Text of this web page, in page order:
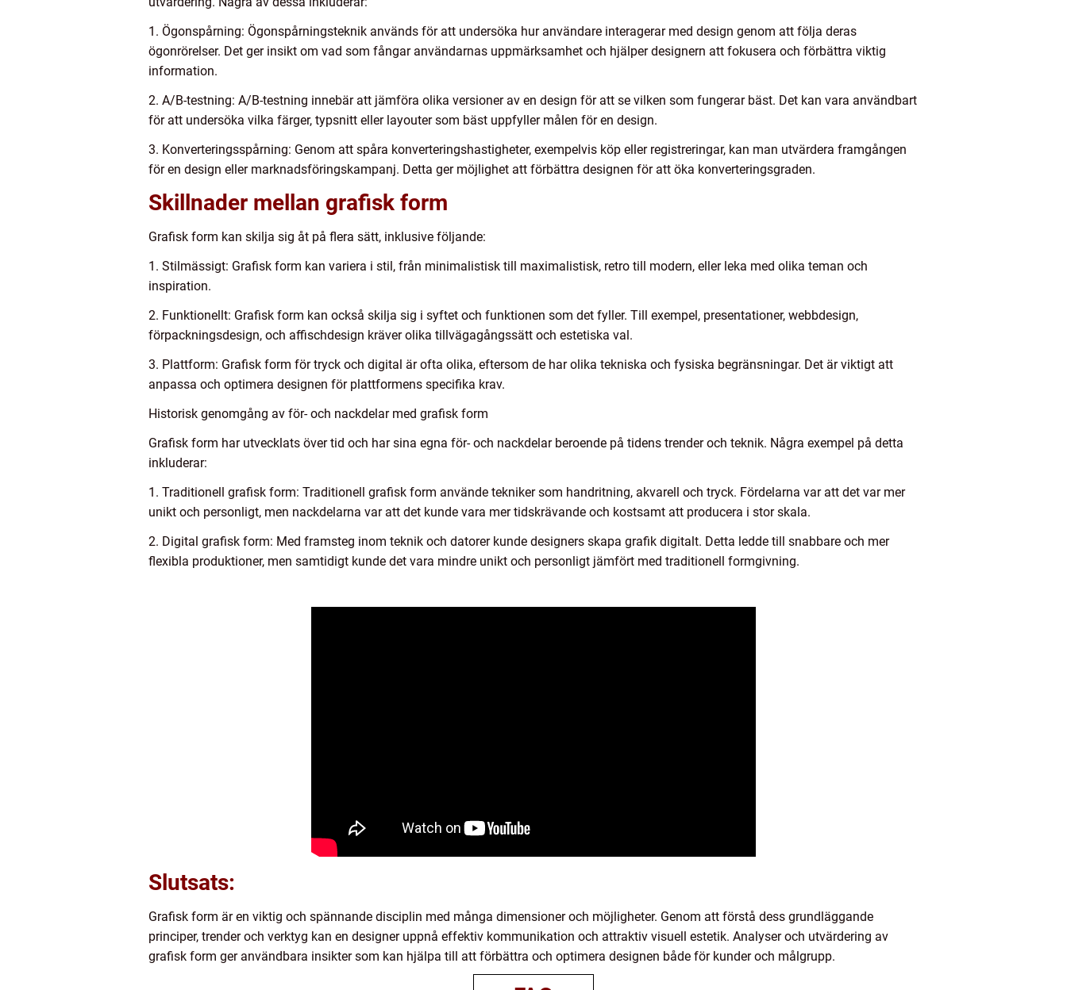
1. Ögonspårning: Ögonspårningsteknik används för att undersöka hur användare interagerar med design genom att följa deras
ögonrörelser. Det ger insikt om vad som fångar användarnas uppmärksamhet och hjälper designern att fokusera och förbättra viktig
information.
2. A/B-testning: A/B-testning innebär att jämföra olika versioner av en design för att se vilken som fungerar bäst. Det kan vara användbart
för att undersöka vilka färger, typsnitt eller layouter som bäst uppfyller målen för en design.
3. Konverteringsspårning: Genom att spåra konverteringshastigheter, exempelvis köp eller registreringar, kan man utvärdera framgången
för en design eller marknadsföringskampanj. Detta ger möjlighet att förbättra designen för att öka konverteringsgraden.
Skillnader mellan grafisk form
Grafisk form kan skilja sig åt på flera sätt, inklusive följande:
1. Stilmässigt: Grafisk form kan variera i stil, från minimalistisk till maximalistisk, retro till modern, eller leka med olika teman och
inspiration.
2. Funktionellt: Grafisk form kan också skilja sig i syftet och funktionen som det fyller. Till exempel, presentationer, webbdesign,
förpackningsdesign, och affischdesign kräver olika tillvägagångssätt och estetiska val.
3. Plattform: Grafisk form för tryck och digital är ofta olika, eftersom de har olika tekniska och fysiska begränsningar. Det är viktigt att
anpassa och optimera designen för plattformens specifika krav.
Historisk genomgång av för- och nackdelar med grafisk form
Grafisk form har utvecklats över tid och har sina egna för- och nackdelar beroende på tidens trender och teknik. Några exempel på detta
inkluderar:
1. Traditionell grafisk form: Traditionell grafisk form använde tekniker som handritning, akvarell och tryck. Fördelarna var att det var mer
unikt och personligt, men nackdelarna var att det kunde vara mer tidskrävande och kostsamt att producera i stor skala.
2. Digital grafisk form: Med framsteg inom teknik och datorer kunde designers skapa grafik digitalt. Detta ledde till snabbare och mer
flexibla produktioner, men samtidigt kunde det vara mindre unikt och personligt jämfört med traditionell formgivning.
Slutsats:
Grafisk form är en viktig och spännande disciplin med många dimensioner och möjligheter. Genom att förstå dess grundläggande
principer, trender och verktyg kan en designer uppnå effektiv kommunikation och attraktiv visuell estetik. Analyser och utvärdering av
grafisk form ger användbara insikter som kan hjälpa till att förbättra och optimera designen både för kunder och målgrupp.